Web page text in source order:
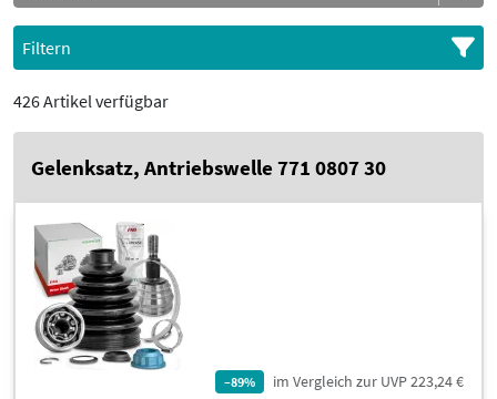
Filtern
426 Artikel verfügbar
Gelenksatz, Antriebswelle 771 0807 30
–89% im Vergleich zur UVP 223,24 €